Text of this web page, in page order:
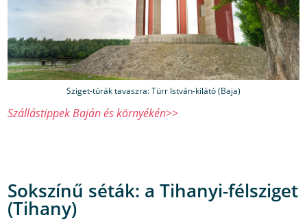
Sziget-túrák tavaszra: Türr István-kilátó (Baja)
Szállástippek Baján és környékén>>
Sokszínű séták: a Tihanyi-félsziget
(Tihany)